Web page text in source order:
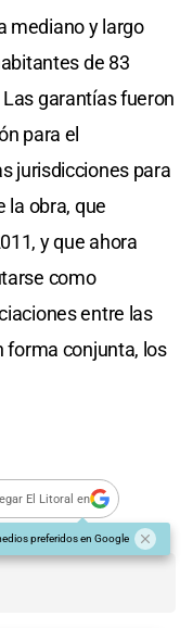
mediano y largo
de 83
garantías fueron
para el
jurisdicciones para
la obra, que
y que ahora
como
entre las
forma conjunta, los
El Litoral en
preferidos en Google